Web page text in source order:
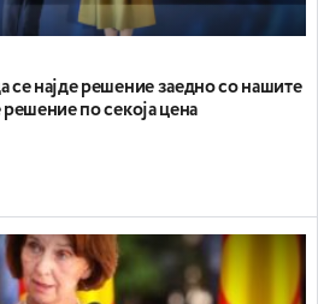
се најде решение заедно со нашите
по секоја цена